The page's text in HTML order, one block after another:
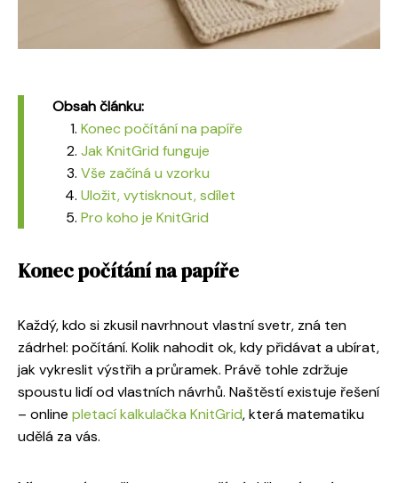
Obsah článku:
Konec počítání na papíře
Jak KnitGrid funguje
Vše začíná u vzorku
Uložit, vytisknout, sdílet
Pro koho je KnitGrid
Konec počítání na papíře
Každý, kdo si zkusil navrhnout vlastní svetr, zná ten
zádrhel: počítání. Kolik nahodit ok, kdy přidávat a ubírat,
jak vykreslit výstřih a průramek. Právě tohle zdržuje
spoustu lidí od vlastních návrhů. Naštěstí existuje řešení
– online pletací kalkulačka KnitGrid, která matematiku
udělá za vás.